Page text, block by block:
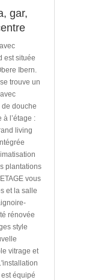
gar,
est située
Ibern.
trouve un
douche
à l’étage :
living
plantations
vous
et la salle
rénovée
style
vitrage et
équipé